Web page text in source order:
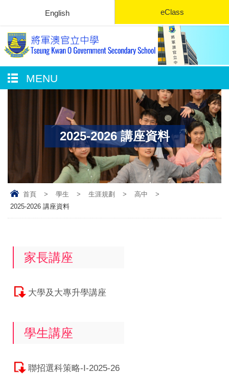
English eClass
MENU
2025-2026 講座資料
首頁 > 學生 > 生涯規劃 > 高中
>
2025-2026 講座資料
家長講座
大學及大專升學講座
學生講座
聯招選科策略-I-2025-26